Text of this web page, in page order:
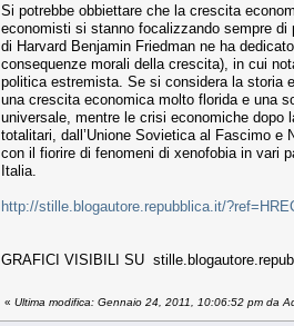
Si potrebbe obbiettare che la crescita
economisti si stanno focalizzando sempre
di Harvard Benjamin Friedman ne ha
consequenze morali della crescita), in cui
politica estremista. Se si considera la storia
una crescita economica molto florida e una
universale, mentre le crisi economiche dopo
totalitari, dall’Unione Sovietica al Fascimo e
con il fiorire di fenomeni di xenofobia in vari
Italia.
http://stille.blogautore.repubblica.it/
GRAFICI VISIBILI SU
« Ultima modifica: Gennaio 24, 2011, 10:06:52 pm da